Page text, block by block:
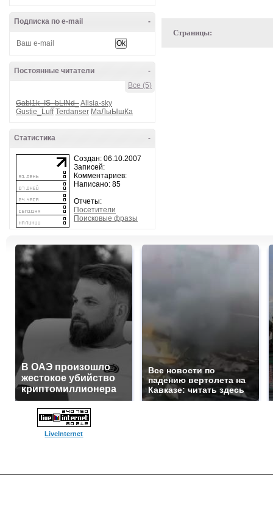
-
Подписка по e-mail
-
Постоянные читатели
Все (5)
Gabl1k_IS_bLINd_Alisia-sky
Gustie_Luff Terdanser МаЛыЫшКа
-
Статистика
Создан: 06.10.2007
Записей:
Комментариев:
Написано: 85
Отчеты:
Посетители
Поисковые фразы
Страницы:
В ОАЭ произошло
жестокое убийство
криптомиллионера
Все новости по
падению вертолета на
Кавказе: читать здесь
LiveInternet